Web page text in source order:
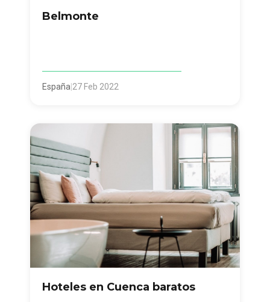
Belmonte
España 27 Feb 2022
Hoteles en Cuenca baratos